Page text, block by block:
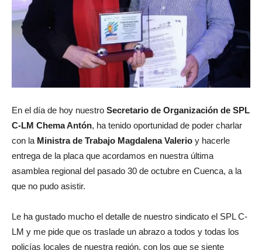
En el día de hoy nuestro Secretario de Organización de SPL
C-LM Chema Antón, ha tenido oportunidad de poder charlar
con la Ministra de Trabajo Magdalena Valerio y hacerle
entrega de la placa que acordamos en nuestra última
asamblea regional del pasado 30 de octubre en Cuenca, a la
que no pudo asistir.
Le ha gustado mucho el detalle de nuestro sindicato el SPL C-
LM y me pide que os traslade un abrazo a todos y todas los
policías locales de nuestra región, con los que se siente